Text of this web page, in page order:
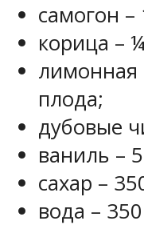
самогон –
корица –
лимонная
плода;
дубовые
ваниль –
сахар –
вода –